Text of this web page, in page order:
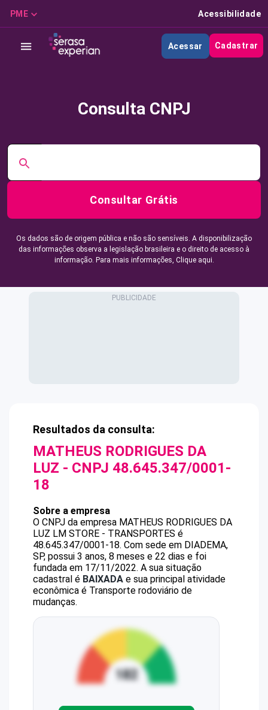
PME Acessibilidade
Acessar Cadastrar
Consulta CNPJ
Consultar Grátis
Os dados são de origem pública e não são sensíveis. A disponibilização
das informações observa a legislação brasileira e o direito de acesso à
informação. Para mais informações, Clique aqui.
Resultados da consulta:
MATHEUS RODRIGUES DA
LUZ - CNPJ 48.645.347/0001-
18
Sobre a empresa
O CNPJ da empresa MATHEUS RODRIGUES DA
LUZ LM STORE - TRANSPORTES é
48.645.347/0001-18. Com sede em DIADEMA,
SP, possui 3 anos, 8 meses e 22 dias e foi
fundada em 17/11/2022. A sua situação
cadastral é BAIXADA e sua principal atividade
econômica é Transporte rodoviário de
mudanças.